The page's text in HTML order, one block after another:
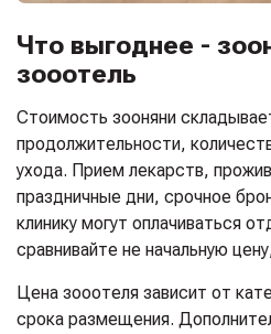
Что выгоднее -
зооотель
Стоимость зооняни
продолжительности,
ухода. Прием лекарств,
праздничные дни, срочное
клинику могут оплачиваться
сравнивайте не начальную
Цена зооотеля зависит от
срока размещения.